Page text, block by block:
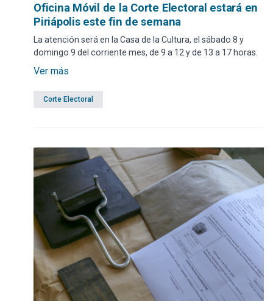
Oficina Móvil de la Corte Electoral estará en
Piriápolis este fin de semana
La atención será en la Casa de la Cultura, el sábado 8 y
domingo 9 del corriente mes, de 9 a 12 y de 13 a 17 horas.
Ver más
Corte Electoral